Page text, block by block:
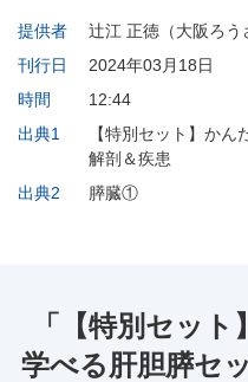
提供者
辻江 正徳（大阪ろう
刊行日
2024年03月18日
時間
12:44
出典1
【特別セット】か
解剖＆疾患
出典2
膵臓①
「【特別セッ
学べる肝胆膵セ